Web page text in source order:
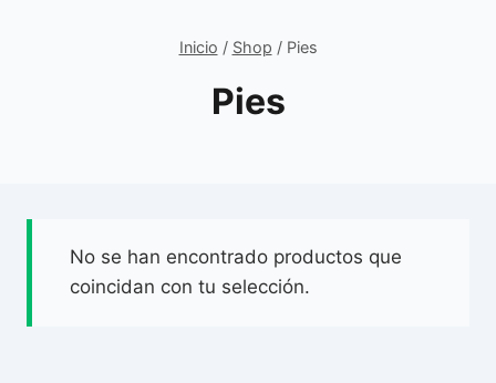
Inicio / Shop / Pies
Pies
No se han encontrado productos que
coincidan con tu selección.